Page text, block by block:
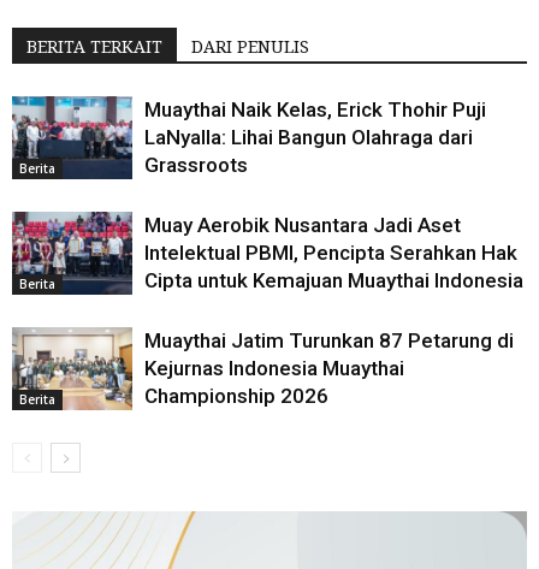
BERITA TERKAIT DARI PENULIS
Berita
Muaythai Naik Kelas, Erick Thohir Puji
LaNyalla: Lihai Bangun Olahraga dari
Grassroots
Berita
Muay Aerobik Nusantara Jadi Aset
Intelektual PBMI, Pencipta Serahkan Hak
Cipta untuk Kemajuan Muaythai Indonesia
Berita
Muaythai Jatim Turunkan 87 Petarung di
Kejurnas Indonesia Muaythai
Championship 2026